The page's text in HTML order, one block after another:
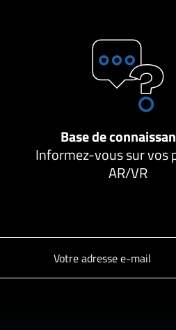
Base de
Informez-vous sur vos
AR/VR